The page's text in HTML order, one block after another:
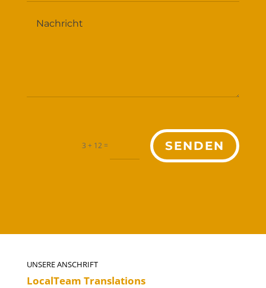
3 + 12 = SENDEN
UNSERE ANSCHRIFT
LocalTeam Translations